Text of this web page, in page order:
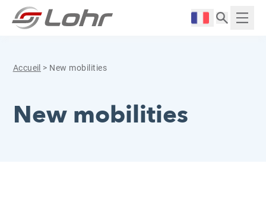
Aller directement au contenu
Langue :
Accueil > New mobilities
New mobilities
Panneau de gestion des cookies